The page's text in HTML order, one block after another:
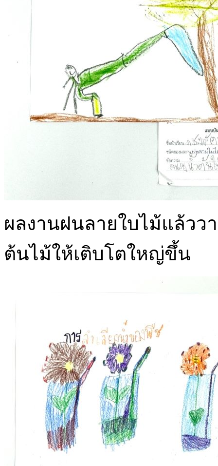
ผลงานฝนลายใบไม้แล้วว
ต้นไม้ให้เติบโตใหญ่ขึ้น